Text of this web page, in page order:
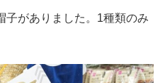
子がありました。1種類のみ